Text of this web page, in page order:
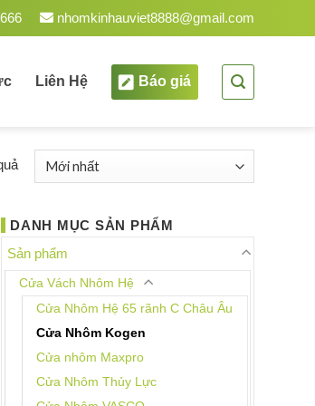
nhomkinhauviet8888@gmail.com
Liên Hệ Báo giá
Được
sắp
theo
mới
nhất
DANH MỤC SẢN PHẨM
Sản phẩm
Cửa Vách Nhôm Hệ
Cửa Nhôm Hệ 65 rãnh C Châu Âu
Cửa Nhôm Kogen
Cửa nhôm Maxpro
Cửa Nhôm Thủy Lực